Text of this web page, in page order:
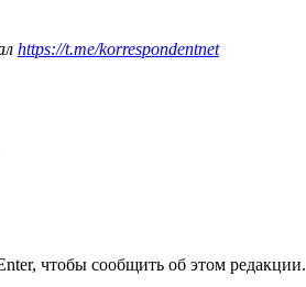
https://t.me/korrespondentnet
чтобы сообщить об этом редакции.